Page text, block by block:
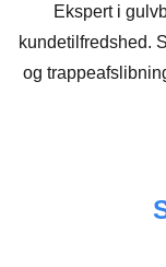
Ekspert i
kundetilfredshed.
og